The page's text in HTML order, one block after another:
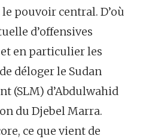
pouvoir central. D’où
d’offensives
en particulier les
déloger le Sudan
(SLM) d’Abdulwahid
du Djebel Marra.
ce que vient de